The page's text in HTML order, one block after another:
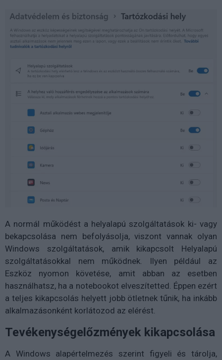
A normál működést a helyalapú szolgáltatások ki- vagy
bekapcsolása nem befolyásolja, viszont vannak olyan
Windows szolgáltatások, amik kikapcsolt Helyalapú
szolgáltatásokkal nem működnek. Ilyen például az
Eszköz nyomon követése, amit abban az esetben
használhatsz, ha a notebookot elveszítetted. Éppen ezért
a teljes kikapcsolás helyett jobb ötletnek tűnik, ha inkább
alkalmazásonként korlátozod az elérést.
Tevékenységelőzmények kikapcsolása
A Windows alapértelmezés szerint figyeli és tárolja,